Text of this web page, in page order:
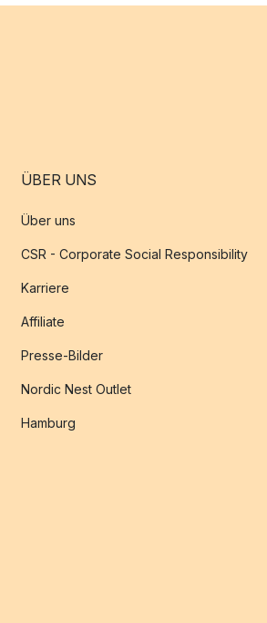
ÜBER UNS
Über uns
CSR - Corporate Social Responsibility
Karriere
Affiliate
Presse-Bilder
Nordic Nest Outlet
Hamburg